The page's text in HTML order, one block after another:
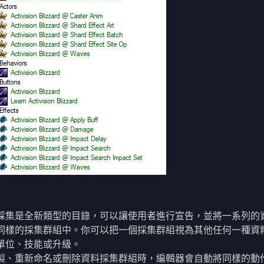
集是全新類型的目錄，可以讓使用者進行宣告，並將一系列的
樣的採集群組中。你可以把一個採集群組視為其他任何一種資
位、技能或升級。
、重新命名或刪除資料採集群組時，編輯器會自動將同樣的動